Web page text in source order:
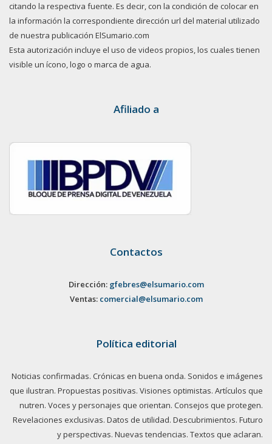
citando la respectiva fuente. Es decir, con la condición de colocar en
la información la correspondiente dirección url del material utilizado
de nuestra publicación ElSumario.com
Esta autorización incluye el uso de videos propios, los cuales tienen
visible un ícono, logo o marca de agua.
Afiliado a
Contactos
Dirección: gfebres@elsumario.com
Ventas: comercial@elsumario.com
Política editorial
Noticias confirmadas. Crónicas en buena onda. Sonidos e imágenes
que ilustran. Propuestas positivas. Visiones optimistas. Artículos que
nutren. Voces y personajes que orientan. Consejos que protegen.
Revelaciones exclusivas. Datos de utilidad. Descubrimientos. Futuro
y perspectivas. Nuevas tendencias. Textos que aclaran.